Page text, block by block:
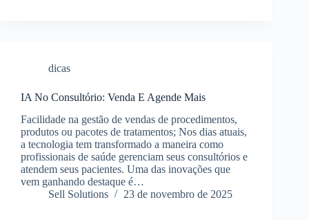
dicas
IA No Consultório: Venda E Agende Mais
Facilidade na gestão de vendas de procedimentos,
produtos ou pacotes de tratamentos; Nos dias atuais,
a tecnologia tem transformado a maneira como
profissionais de saúde gerenciam seus consultórios e
atendem seus pacientes. Uma das inovações que
vem ganhando destaque é…
Sell Solutions
23 de novembro de 2025